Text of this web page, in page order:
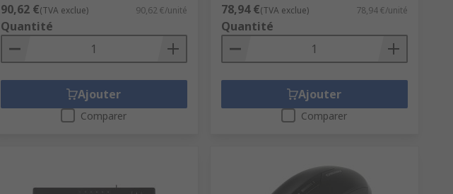
90,62 €(TVA exclue) 90,62 €/unité
Quantité
Ajouter
Comparer
78,94 €(TVA exclue) 78,94 €/unité
Quantité
Ajouter
Comparer